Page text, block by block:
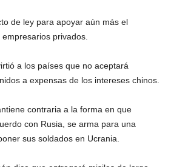
de ley para apoyar aún más el
privados.
a los países que no aceptará
a expensas de los intereses chinos.
contraria a la forma en que
con Rusia, se arma para una
sus soldados en Ucrania.